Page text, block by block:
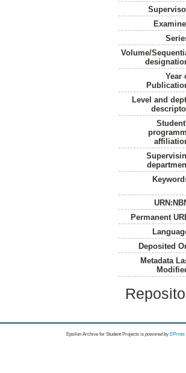
Volume/
Year
Level and
Permanent
Deposited
Metadata
Epsilon Archive for Student Projects is powored byEPrints